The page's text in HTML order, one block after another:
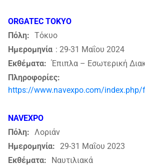
ORGATEC TOKYO
Πόλη: Τόκυο
Ημερομηνία : 29-31 Μαΐου 2024
Εκθέματα: Έπιπλα – Εσωτερική
https://www.navexpo.com/
NAVEXPO
Πόλη: Λοριάν
Ημερομηνία: 29-31 Μαΐου 2023
Εκθέματα:
Ναυτιλιακά